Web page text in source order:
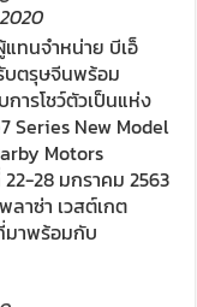
แทนจำหน่าย บีเอ็
บตรุษจีนพร้อม
ารโชว์ตัวเป็นแห่ง
Series New Model
Motors
28 มกราคม 2563
าซ่า เวสต์เกต
มาพร้อมกับ